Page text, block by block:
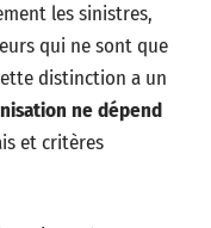
les sinistres,
qui ne sont que
distinction a un
ne dépend
et critères